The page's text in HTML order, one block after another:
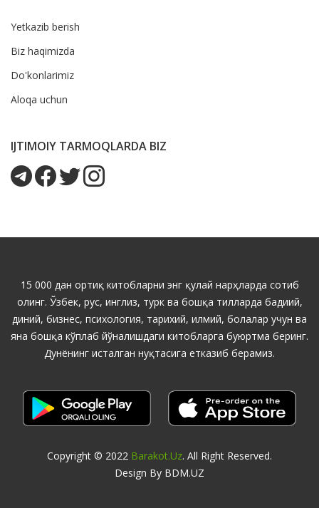
Yetkazib berish
Biz haqimizda
Do'konlarimiz
Aloqa uchun
IJTIMOIY TARMOQLARDA BIZ
15 000 дан ортиқ китобларни энг қулай нарҳларда сотиб
олинг. Ўзбек, рус, инглиз, турк ва бошқа тилларда бадиий,
диний, бизнес, психология, тарихий, илмий, болалар учун ва
яна бошқа кўплаб йўналишдаги китобларга буюртма беринг.
Дунёнинг исталган нуқтасига етказиб берамиз.
Copyright © 2022 Barakot.uz. All Right Reserved.
Design By BDM.UZ